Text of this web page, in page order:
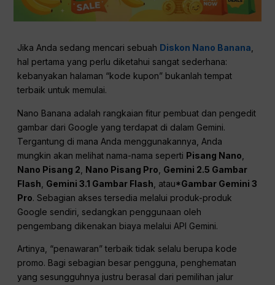
Jika Anda sedang mencari sebuah Diskon Nano Banana
hal pertama yang perlu diketahui sangat sederhana:
kebanyakan halaman “kode kupon” bukanlah tempat
terbaik untuk memulai.
Nano Banana adalah rangkaian fitur pembuat dan pengedit
gambar dari Google yang terdapat di dalam Gemini.
Tergantung di mana Anda menggunakannya, Anda
mungkin akan melihat nama-nama seperti Pisang Nano
Nano Pisang 2 Nano Pisang Pro Gemini 2.5 Gambar
Flash Gemini 3.1 Gambar Flash , atau*Gambar Gemini 3
Pro. Sebagian akses tersedia melalui produk-produk
Google sendiri, sedangkan penggunaan oleh
pengembang dikenakan biaya melalui API Gemini.
Artinya, “penawaran” terbaik tidak selalu berupa kode
promo. Bagi sebagian besar pengguna, penghematan
yang sesungguhnya justru berasal dari pemilihan jalur